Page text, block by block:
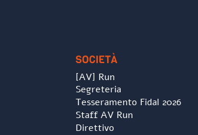
SOCIETÀ
[AV] Run
Segreteria
Tesseramento Fidal 2026
Staff AV Run
Direttivo